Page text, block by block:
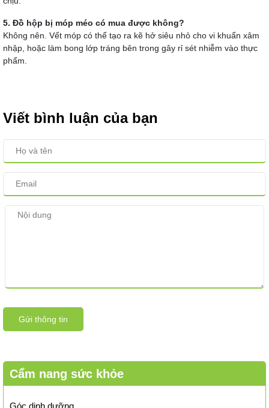
5. Đồ hộp bị móp méo có mua được không?
Không nên. Vết móp có thể tạo ra kẽ hở siêu nhỏ cho vi khuẩn xâm
nhập, hoặc làm bong lớp tráng bên trong gây rỉ sét nhiễm vào thực
phẩm.
Viết bình luận của bạn
Gửi thông tin
Cẩm nang sức khỏe
Góc dinh dưỡng